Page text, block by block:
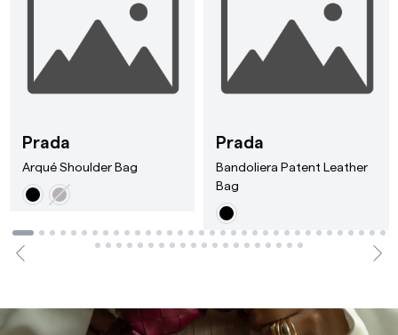
PradaArqué Shoulder Bag Black
Arqué Shoulder Bag
Prada
Bandoliera Patent Leather
Bag